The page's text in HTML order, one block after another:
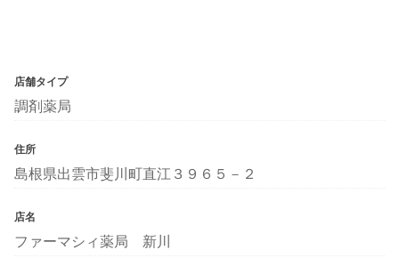
店舗タイプ
調剤薬局
住所
島根県出雲市斐川町直江３９６５－２
店名
ファーマシィ薬局 新川